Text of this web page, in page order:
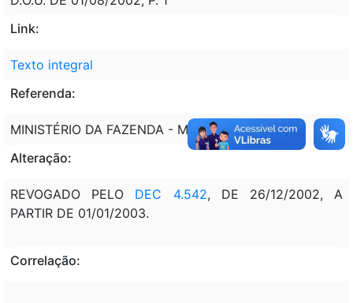
Link:
Texto integral
Referenda:
MINISTÉRIO DA FAZENDA - MF
Alteração:
REVOGADO PELO DEC 4.542, DE 26/12/2002, A
PARTIR DE 01/01/2003.
Correlação: